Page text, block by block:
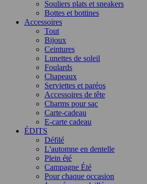
Souliers plats et sneakers
Bottes et bottines
Accessoires
Tout
Bijoux
Ceintures
Lunettes de soleil
Foulards
Chapeaux
Serviettes et paréos
Accessoires de tête
Charms pour sac
Carte-cadeau
E-carte cadeau
ÉDITS
Défilé
L'automne en dentelle
Plein été
Campagne Été
Pour chaque occasion